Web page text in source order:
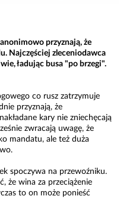
przyznają, że
Najczęściej zleceniodawca
ładując busa "po brzegi".
co rusz zatrzymuje
przyznają, że
kary nie zniechęcają
zwracają uwagę, że
mandatu, ale też duża
spoczywa na przewoźniku.
że wina za przeciążenie
to on może ponieść